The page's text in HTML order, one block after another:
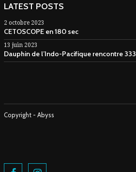
LATEST POSTS
2 octobre 2023
CETOSCOPE en 180 sec
13 juin 2023
Dauphin de l’Indo-Pacifique rencontre 333
Copyright - Abyss